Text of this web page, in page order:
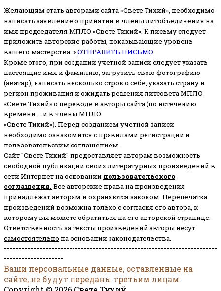
Желающим стать авторами сайта «Свете Тихий», необходимо
написать заявление о принятии в члены литобъединения на
имя председателя МПЛО «Свете Тихий». К письму следует
приложить авторские работы, показывающие уровень
вашего мастерства. »ОТПРАВИТЬ ПИСЬМО
Кроме этого, при создании учетной записи следует указать
настоящие имя и фамилию, загрузить свою фотографию
(аватар), написать несколько строк о себе, указать страну и
регион проживания и ожидать решения литсовета МПЛО
«Свете Тихий» о переводе в авторы сайта (по истечению
времени – и в члены МПЛО
«Свете Тихий»). Перед созданием учётной записи
необходимо ознакомится с правилами регистрации и
пользовательским соглашением.
Сайт "Свете Тихий" предоставляет авторам возможность
свободной публикации своих литературных произведений в
сети Интернет на основании пользовательского
соглашения. Все авторские права на произведения
принадлежат авторам и охраняются законом. Перепечатка
произведений возможна только с согласия его автора, к
которому вы можете обратиться на его авторской странице.
Ответственность за тексты произведений авторы несут
самостоятельно на основании законодательства.
------------------------------------------------------------------------
--------------------
Ваши персональные данные, оставленные на
сайте, не будут переданы третьим лицам.